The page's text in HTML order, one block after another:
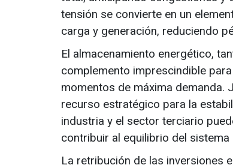
tensión se convierte en un
carga y generación, reduciendo
El almacenamiento energético,
complemento imprescindible
momentos de máxima demanda.
recurso estratégico para la
industria y el sector terciario
contribuir al equilibrio del sistema
La retribución de las inversiones